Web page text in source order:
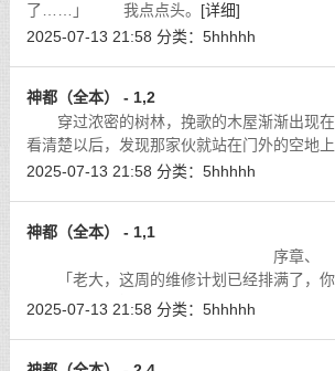
了……」 我点点头。 [详细]
2025-07-13 21:58 分类： 5hhhhh
神都（全本） - 1,2
穿过浓密的树林，挽歌的木屋渐渐出现在
看清楚以后，发现那家伙就站在门外的空地上
2025-07-13 21:58 分类： 5hhhhh
神都（全本） - 1,1
序章、 我退出
「老大，这周的维修计划已经排满了，你
吧，别让他再接单了。」洛克抬头看了一眼正
2025-07-13 21:58 分类： 5hhhhh